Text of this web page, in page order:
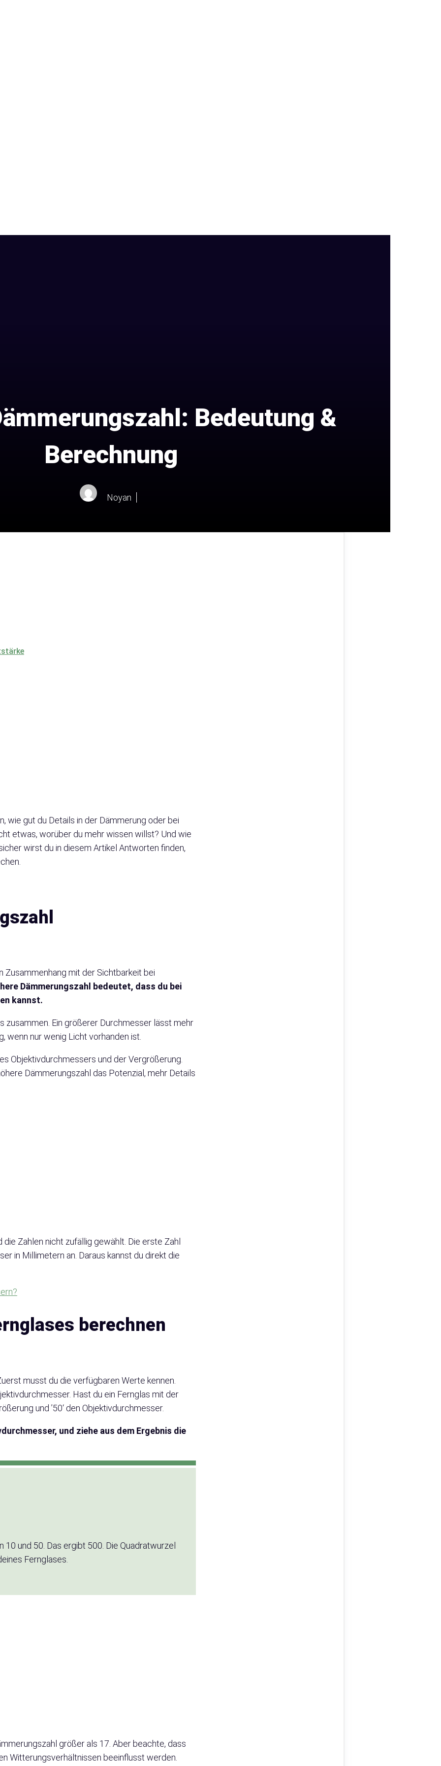
Bedeutung &
Berechnung
Noyan
wie gut du Details in der Dämmerung oder bei
etwas, worüber du mehr wissen willst? Und wie
wirst du in diesem Artikel Antworten finden,
Zusammenhang mit der Sichtbarkeit bei
Dämmerungszahl bedeutet, dass du bei
kannst.
zusammen. Ein größerer Durchmesser lässt mehr
wenn nur wenig Licht vorhanden ist.
Objektivdurchmessers und der Vergrößerung.
Dämmerungszahl das Potenzial, mehr Details
Zahlen nicht zufällig gewählt. Die erste Zahl
in Millimetern an. Daraus kannst du direkt die
berechnen
musst du die verfügbaren Werte kennen.
Hast du ein Fernglas mit der
und ’50‘ den Objektivdurchmesser.
und ziehe aus dem Ergebnis die
und 50. Das ergibt 500. Die Quadratwurzel
Fernglases.
größer als 17. Aber beachte, dass
Witterungsverhältnissen beeinflusst werden.